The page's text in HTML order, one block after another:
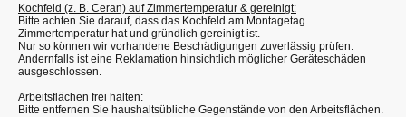
Kochfeld (z. B. Ceran) auf Zimmertemperatur & gereinigt:
Bitte achten Sie darauf, dass das Kochfeld am Montagetag
Zimmertemperatur hat und gründlich gereinigt ist.
Nur so können wir vorhandene Beschädigungen zuverlässig prüfen.
Andernfalls ist eine Reklamation hinsichtlich möglicher Geräteschäden
ausgeschlossen.
Arbeitsflächen frei halten:
Bitte entfernen Sie haushaltsübliche Gegenstände von den Arbeitsflächen.